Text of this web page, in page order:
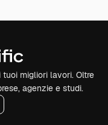
migliori lavori. Oltre
agenzie e studi.